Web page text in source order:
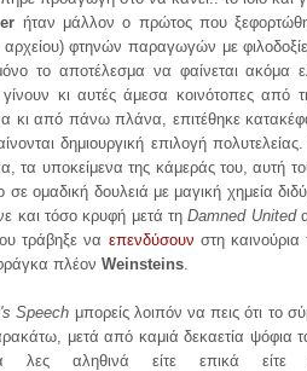
ήταν μάλλον ο πρώτος που
φτηνών παραγωγών με
το αποτέλεσμα να φαίνεται ακόμα
κι αυτές άμεσα κοινότοπες από
κι από πάνω πλάνα, επιτέθηκε
δημιουργική επιλογή
τα υποκείμενα της κάμεράς του, αυτή
σε ομαδική δουλειά με μαγική χημεία
και τόσο κρυφή μετά τηDamned United
τράβηξε να επενδύσουν στη καινούρια
πλέον Weinsteins.
Speech μπορείς λοιπόν να πεις ότι το
μετά από καμιά δεκαετία ψόφια
λες αληθινά είτε επικά είτε